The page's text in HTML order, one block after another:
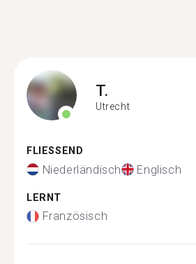
T.
Utrecht
FLIESSEND
Niederländisch Englisch
LERNT
Französisch